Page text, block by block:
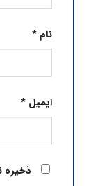
نام*
ایمیل*
ذخیره